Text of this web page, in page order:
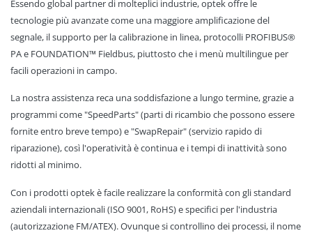
Essendo global partner di molteplici industrie, optek offre le
tecnologie più avanzate come una maggiore amplificazione del
segnale, il supporto per la calibrazione in linea, protocolli PROFIBUS®
PA e FOUNDATION™ Fieldbus, piuttosto che i menù multilingue per
facili operazioni in campo.
La nostra assistenza reca una soddisfazione a lungo termine, grazie a
programmi come "SpeedParts" (parti di ricambio che possono essere
fornite entro breve tempo) e "SwapRepair" (servizio rapido di
riparazione), così l'operatività è continua e i tempi di inattività sono
ridotti al minimo.
Con i prodotti optek è facile realizzare la conformità con gli standard
aziendali internazionali (ISO 9001, RoHS) e specifici per l'industria
(autorizzazione FM/ATEX). Ovunque si controllino dei processi, il nome